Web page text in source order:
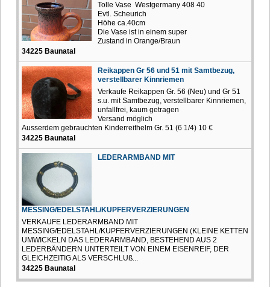
Tolle Vase Westgermany 408 40
Evtl. Scheurich
Höhe ca.40cm
Die Vase ist in einem super
Zustand in Orange/Braun
34225 Baunatal
Reikappen Gr 56 und 51 mit Samtbezug,
verstellbarer Kinnriemen
Verkaufe Reikappen Gr. 56 (Neu) und Gr 51
s.u. mit Samtbezug, verstellbarer Kinnriemen,
unfallfrei, kaum getragen
Versand möglich
Ausserdem gebrauchten Kinderreithelm Gr. 51 (6 1/4) 10 €
34225 Baunatal
LEDERARMBAND MIT
MESSING/EDELSTAHL/KUPFERVERZIERUNGEN
VERKAUFE LEDERARMBAND MIT
MESSING/EDELSTAHL/KUPFERVERZIERUNGEN (KLEINE KETTEN
UMWICKELN DAS LEDERARMBAND, BESTEHEND AUS 2
LEDERBÄNDERN UNTERTEILT VON EINEM EISENREIF, DER
GLEICHZEITIG ALS VERSCHLUß...
34225 Baunatal